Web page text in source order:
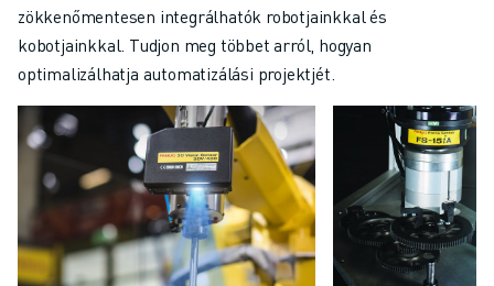
zökkenőmentesen integrálhatók robotjainkkal és
kobotjainkkal. Tudjon meg többet arról, hogyan
optimalizálhatja automatizálási projektjét.